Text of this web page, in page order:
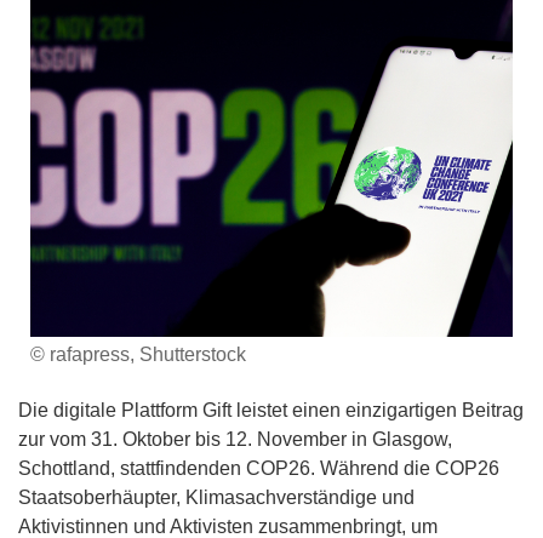
© rafapress, Shutterstock
Die digitale Plattform Gift leistet einen einzigartigen Beitrag
zur vom 31. Oktober bis 12. November in Glasgow,
Schottland, stattfindenden COP26. Während die COP26
Staatsoberhäupter, Klimasachverständige und
Aktivistinnen und Aktivisten zusammenbringt, um